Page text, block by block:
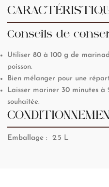
Conseils de
Utiliser 80 à 100 g de
poisson.
Bien mélanger pour une
Laisser mariner 30 minutes à
souhaitée.
Emballage : 2.5 L